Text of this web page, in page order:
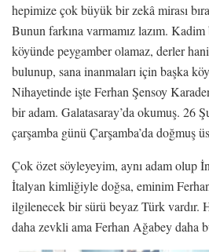
hepimize çok büyük bir zekâ mirası
Bunun farkına varmamız lazım.
köyünde peygamber olamaz, derler
bulunup, sana inanmaları için başka
Nihayetinde işte Ferhan Şensoy
bir adam. Galatasaray’da okumuş. 26
çarşamba günü Çarşamba’da doğmuş
Çok özet söyleyeyim, aynı adam olup
İtalyan kimliğiyle doğsa, eminim
ilgilenecek bir sürü beyaz Türk vardır.
daha zevkli ama Ferhan Ağabey daha